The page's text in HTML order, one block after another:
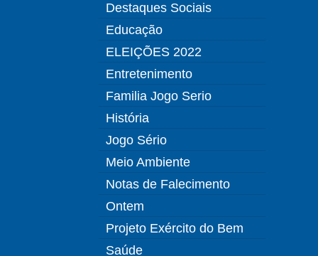
Destaques Sociais
Educação
ELEIÇÕES 2022
Entretenimento
Familia Jogo Serio
História
Jogo Sério
Meio Ambiente
Notas de Falecimento
Ontem
Projeto Exército do Bem
Saúde